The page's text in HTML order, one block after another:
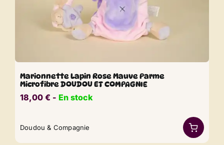
Marionnette Lapin Rose Mauve Parme
Microfibre DOUDOU ET COMPAGNIE
18,00 € ​​ - En stock
Doudou & Compagnie